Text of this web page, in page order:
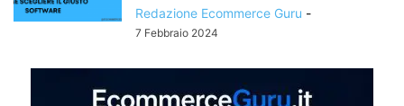
Redazione Ecommerce Guru -
7 Febbraio 2024